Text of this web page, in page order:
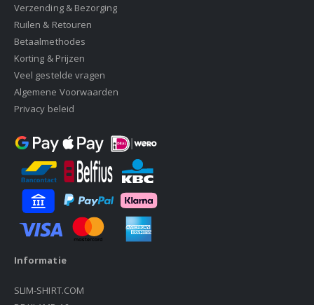
Verzending & Bezorging
Ruilen & Retouren
Betaalmethodes
Korting & Prijzen
Veel gestelde vragen
Algemene Voorwaarden
Privacy beleid
Informatie
SLIM-SHIRT.COM